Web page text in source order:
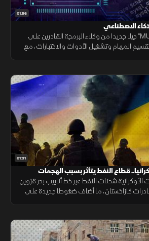
01:56
الاصطناعي
تختبر ميتا عبر "MUSE Code" جيلا جديدا من وكلاء البرمجة القادرين على
المهام وتشغيل الأدوات والاختبارات، مع
01:31
قطاع النفط يتأثر بسبب الهجمات
شحنات النفط عبر خط أنابيب بحر قزوين،
كازاخستان، ما أضاف ضغوطا جديدة على